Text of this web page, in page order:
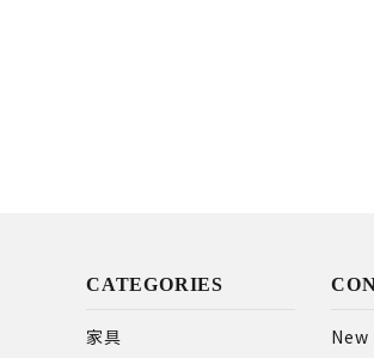
CATEGORIES
家具
New